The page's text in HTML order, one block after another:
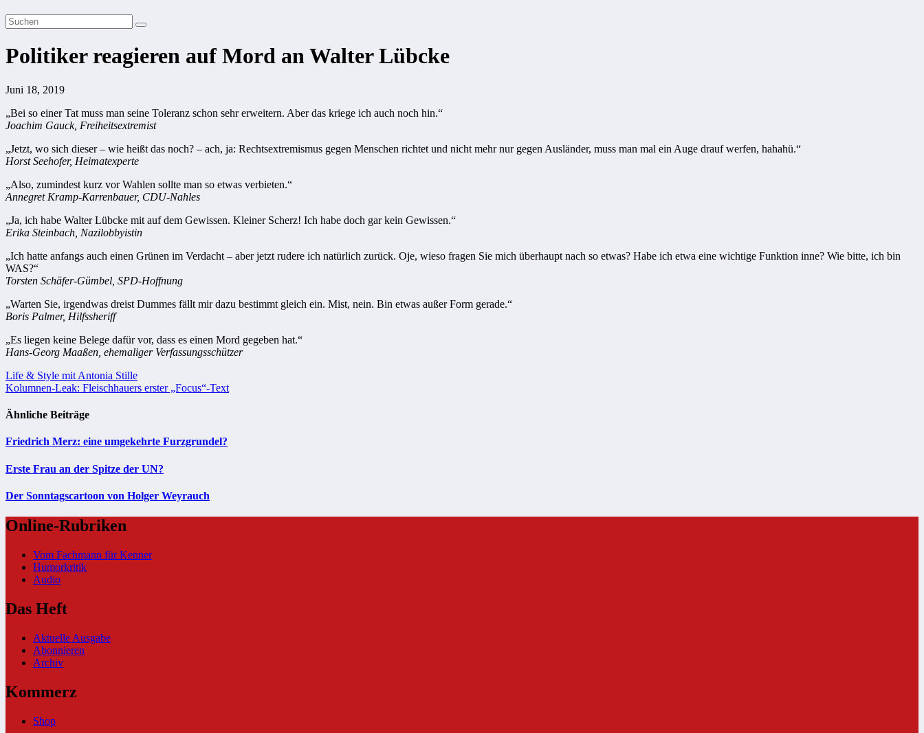
Politiker reagieren auf Mord an Walter Lübcke
Juni 18, 2019
„Bei so einer Tat muss man seine Toleranz schon sehr erweitern. Aber das kriege ich auch noch hin.“
Joachim Gauck, Freiheitsextremist
„Jetzt, wo sich dieser – wie heißt das noch? – ach, ja: Rechtsextremismus gegen Menschen richtet und nicht mehr nur gegen Ausländer, muss man mal ein Auge drauf werfen, hahahü.“
Horst Seehofer, Heimatexperte
„Also, zumindest kurz vor Wahlen sollte man so etwas verbieten.“
Annegret Kramp-Karrenbauer, CDU-Nahles
„Ja, ich habe Walter Lübcke mit auf dem Gewissen. Kleiner Scherz! Ich habe doch gar kein Gewissen.“
Erika Steinbach, Nazilobbyistin
„Ich hatte anfangs auch einen Grünen im Verdacht – aber jetzt rudere ich natürlich zurück. Oje, wieso fragen Sie mich überhaupt nach so etwas? Habe ich etwa eine wichtige Funktion inne? Wie bitte, ich bin
WAS?“
Torsten Schäfer-Gümbel, SPD-Hoffnung
„Warten Sie, irgendwas dreist Dummes fällt mir dazu bestimmt gleich ein. Mist, nein. Bin etwas außer Form gerade.“
Boris Palmer, Hilfssheriff
„Es liegen keine Belege dafür vor, dass es einen Mord gegeben hat.“
Hans-Georg Maaßen, ehemaliger Verfassungsschützer
Beitragsnavigation
Life & Style mit Antonia Stille
Kolumnen-Leak: Fleischhauers erster „Focus“-Text
Ähnliche Beiträge
Friedrich Merz: eine umgekehrte Furzgrundel?
Erste Frau an der Spitze der UN?
Der Sonntagscartoon von Holger Weyrauch
Online-Rubriken
Vom Fachmann für Kenner
Humorkritik
Audio
Das Heft
Aktuelle Ausgabe
Abonnieren
Archiv
Kommerz
Shop